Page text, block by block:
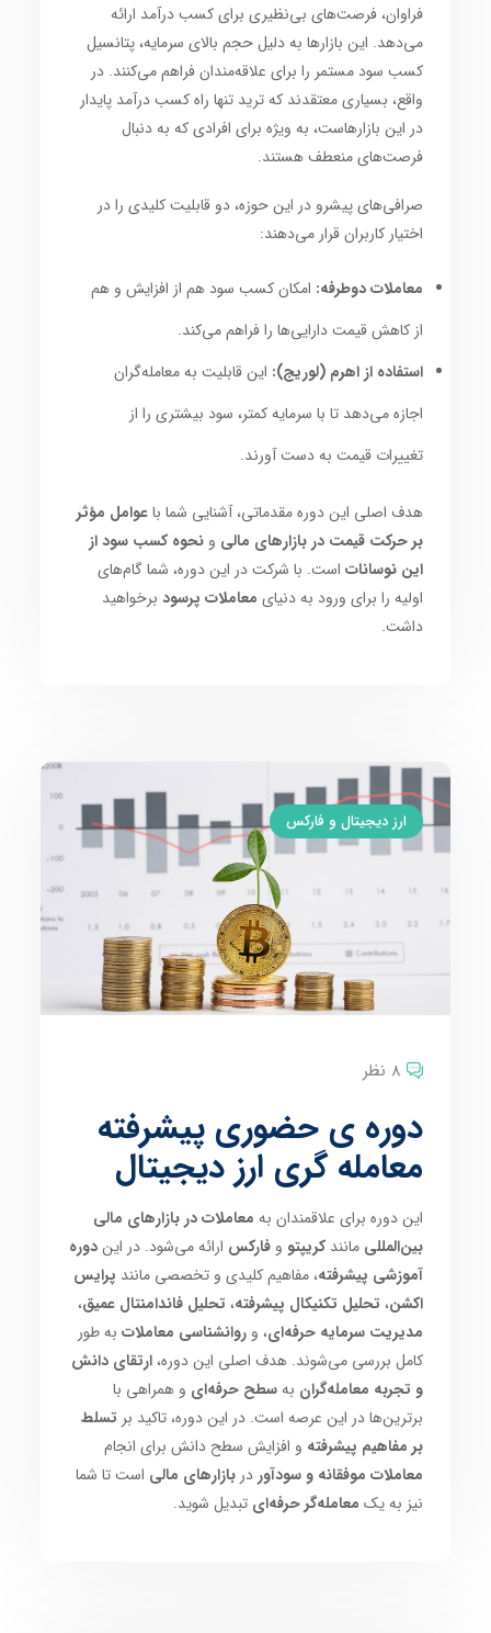
فراوان، فرصت‌های بی‌نظیری برای کسب درآمد ارائه
می‌دهد. این بازارها به دلیل حجم بالای سرمایه، پتانسیل
کسب سود مستمر را برای علاقه‌مندان فراهم می‌کنند. در
واقع، بسیاری معتقدند که ترید تنها راه کسب درآمد پایدار
در این بازارهاست، به ویژه برای افرادی که به دنبال
فرصت‌های منعطف هستند.
صرافی‌های پیشرو در این حوزه، دو قابلیت کلیدی را در
اختیار کاربران قرار می‌دهند:
معاملات دوطرفه: امکان کسب سود هم از افزایش و هم
از کاهش قیمت دارایی‌ها را فراهم می‌کند.
استفاده از اهرم (لوریج): این قابلیت به معامله‌گران
اجازه می‌دهد تا با سرمایه کمتر، سود بیشتری را از
تغییرات قیمت به دست آورند.
هدف اصلی این دوره مقدماتی، آشنایی شما باعوامل مؤثر
بر حرکت قیمت در بازارهای مالی ونحوه کسب سود از
این نوسانات است. با شرکت در این دوره، شما گام‌های
اولیه را برای ورود به دنیای معاملات پرسود برخواهید
داشت.
ارز دیجیتال و فارکس
8 نظر
دوره ی حضوری پیشرفته
معامله گری ارز دیجیتال
این دوره برای علاقمندان به معاملات در بازارهای مالی
بین‌المللی مانندکریپتو وفارکس ارائه می‌شود. در ایندوره
آموزشی پیشرفته، مفاهیم کلیدی و تخصصی مانند پرایس
اکشن، تحلیل تکنیکال پیشرفته، تحلیل فاندامنتال عمیق،
مدیریت سرمایه حرفه‌ای، وروانشناسی معاملات به طور
کامل بررسی می‌شوند. هدف اصلی این دوره،ارتقای دانش
و تجربه معامله‌گران بهسطح حرفه‌ای و همراهی با
برترین‌ها در این عرصه است. در این دوره، تاکید بر تسلط
بر مفاهیم پیشرفته و افزایش سطح دانش برای انجام
معاملات موفقانه و سودآور دربازارهای مالی است تا شما
نیز به یک معامله‌گر حرفه‌ای تبدیل شوید.